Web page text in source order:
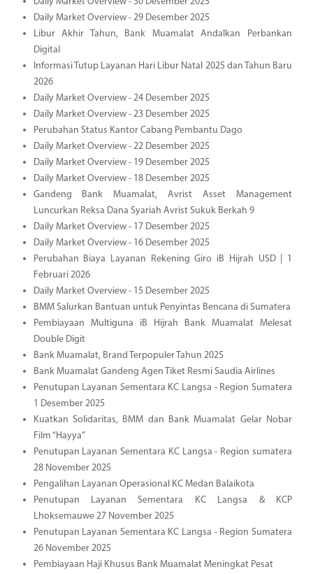
Daily Market Overview - 29 Desember 2025
Libur Akhir Tahun, Bank Muamalat Andalkan Perbankan
Digital
Informasi Tutup Layanan Hari Libur Natal 2025 dan Tahun Baru
2026
Daily Market Overview - 24 Desember 2025
Daily Market Overview - 23 Desember 2025
Perubahan Status Kantor Cabang Pembantu Dago
Daily Market Overview - 22 Desember 2025
Daily Market Overview - 19 Desember 2025
Daily Market Overview - 18 Desember 2025
Gandeng Bank Muamalat, Avrist Asset Management
Luncurkan Reksa Dana Syariah Avrist Sukuk Berkah 9
Daily Market Overview - 17 Desember 2025
Daily Market Overview - 16 Desember 2025
Perubahan Biaya Layanan Rekening Giro iB Hijrah USD | 1
Februari 2026
Daily Market Overview - 15 Desember 2025
BMM Salurkan Bantuan untuk Penyintas Bencana di Sumatera
Pembiayaan Multiguna iB Hijrah Bank Muamalat Melesat
Double Digit
Bank Muamalat, Brand Terpopuler Tahun 2025
Bank Muamalat Gandeng Agen Tiket Resmi Saudia Airlines
Penutupan Layanan Sementara KC Langsa - Region Sumatera
1 Desember 2025
Kuatkan Solidaritas, BMM dan Bank Muamalat Gelar Nobar
Film “Hayya”
Penutupan Layanan Sementara KC Langsa - Region sumatera
28 November 2025
Pengalihan Layanan Operasional KC Medan Balaikota
Penutupan Layanan Sementara KC Langsa & KCP
Lhoksemauwe 27 November 2025
Penutupan Layanan Sementara KC Langsa - Region Sumatera
26 November 2025
Pembiayaan Haji Khusus Bank Muamalat Meningkat Pesat